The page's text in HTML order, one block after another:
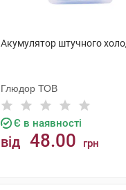
Акумулятор штучного
Глюдор ТОВ
Є в наявності
від 48.00 грн